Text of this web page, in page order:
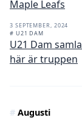
Maple Leafs
3 SEPTEMBER, 2024
# U21 DAM
U21 Dam
här är truppen
# Augusti